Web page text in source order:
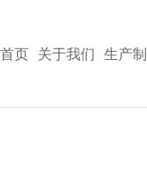
首页 关于我们 生产